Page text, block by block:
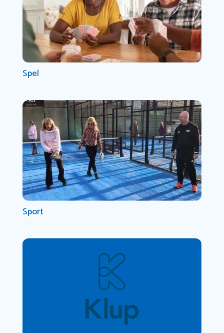
Spel
Sport